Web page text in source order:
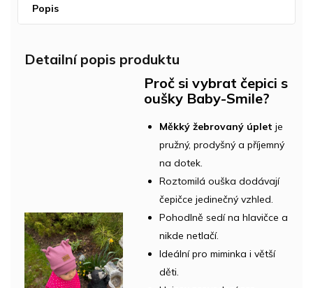
Popis
Detailní popis produktu
Proč si vybrat čepici s
oušky Baby-Smile?
Měkký žebrovaný úplet je
pružný, prodyšný a příjemný
na dotek.
Roztomilá ouška dodávají
čepičce jedinečný vzhled.
Pohodlně sedí na hlavičce a
nikde netlačí.
Ideální pro miminka i větší
děti.